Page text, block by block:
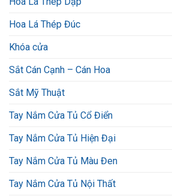
Hoa Lá Thép Đúc
Khóa cửa
Sắt Cán Cạnh – Cán Hoa
Sắt Mỹ Thuật
Tay Nắm Cửa Tủ Cổ Điển
Tay Nắm Cửa Tủ Hiện Đại
Tay Nắm Cửa Tủ Màu Đen
Tay Nắm Cửa Tủ Nội Thất